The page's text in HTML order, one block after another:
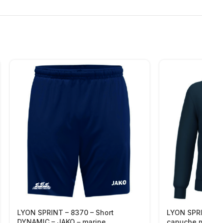
LYON SPRINT – 8370 – Short
LYON